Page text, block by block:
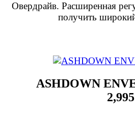
Овердрайв. Расширенная
получить
ASHDOWN